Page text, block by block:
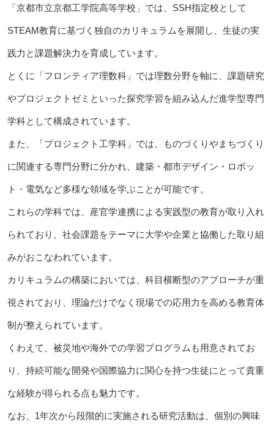
「京都市立京都工学院高等学校」では、SSH指定校として
STEAM教育に基づく独自のカリキュラムを展開し、生徒の実
践力と課題解決力を育成しています。
とくに「フロンティア理数科」では理数分野を軸に、課題研究
やプロジェクトゼミといった探究学習を組み込んだ進学型専門
学科として構成されています。
また、「プロジェクト工学科」では、ものづくりやまちづくり
に関連する専門分野に分かれ、建築・都市デザイン・ロボッ
ト・電気など多様な領域を学ぶことが可能です。
これらの学科では、産官学連携による実践型の教育が取り入れ
られており、社会課題をテーマに大学や企業と協働した取り組
みがおこなわれています。
カリキュラムの構築においては、科目横断型のアプローチが重
視されており、理論だけでなく現場での応用力を高める教育体
制が整えられています。
くわえて、被災地や海外での学習プログラムも用意されてお
り、持続可能な開発や国際協力に関心を持つ生徒にとって貴重
な経験が得られる点も魅力です。
なお、1年次から段階的に実施される研究活動は、個別の興味